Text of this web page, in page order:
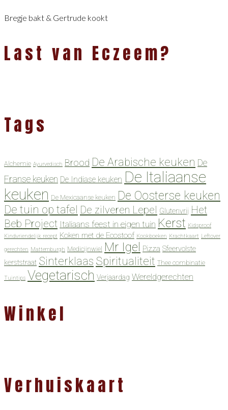
Bregje bakt & Gertrude kookt
Last van Eczeem?
Tags
Alchemie Ayurvedisch Brood De Arabische keuken De
Franse keuken De Indiase keuken De Italiaanse
keuken De Mexicaanse keuken De Oosterse keuken
De tuin op tafel De zilveren Lepel Glutenvrij Het
Beb Project Italiaans feest in eigen tuin Kerst Kidsproof
Kindvriendelijk recept Koken met de Ecostoof Kookboeken Krachtkaart Leftover
gerechten Mattemburgh Medicijnwiel Mr Igel Pizza Sfeervolste
kerststraat Sinterklaas Spiritualiteit Thee combinatie
Tuintips Vegetarisch Verjaardag Wereldgerechten
Winkel
Verhuiskaart